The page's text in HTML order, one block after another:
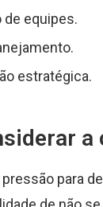
equipes.
estratégica.
a
pressão para